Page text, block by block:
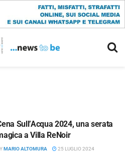
Sull’Acqua 2024, una serata
a Villa ReNoir
MARIO ALTOMURA 25 LUGLIO 2024